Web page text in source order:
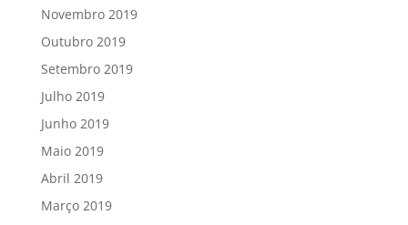
Novembro 2019
Outubro 2019
Setembro 2019
Julho 2019
Junho 2019
Maio 2019
Abril 2019
Março 2019